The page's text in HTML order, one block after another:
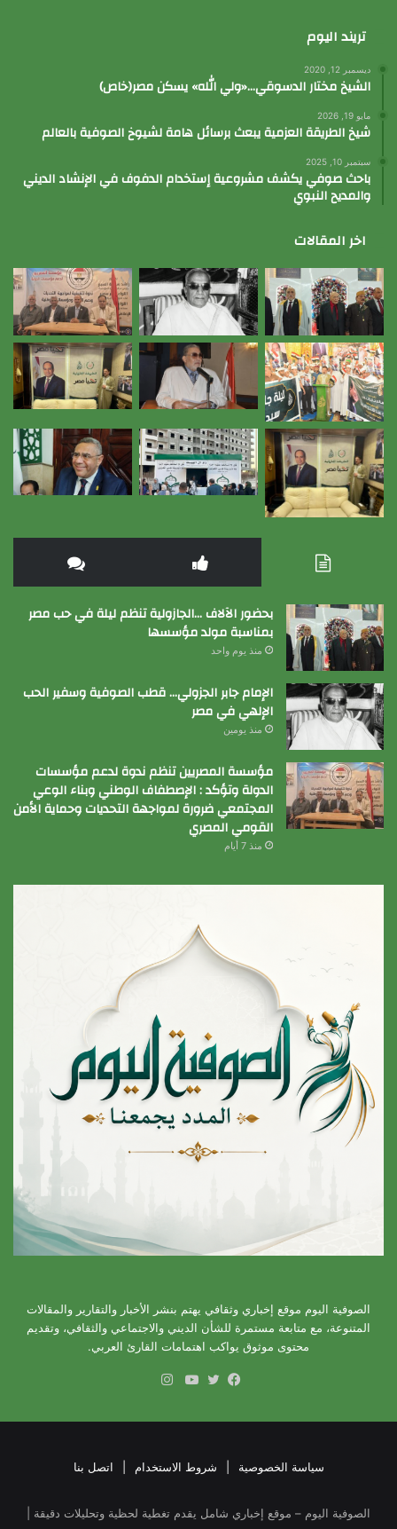
تريند اليوم
ديسمبر 12, 2020
الشيخ مختار الدسوقي…«ولي الله» يسكن مصر(خاص)
مايو 19, 2026
شيخ الطريقة العزمية يبعث برسائل هامة لشيوخ الصوفية بالعالم
سبتمبر 10, 2025
باحث صوفي يكشف مشروعية إستخدام الدفوف في الإنشاد الديني
والمديح النبوي
اخر المقالات
بحضور الآلاف …الجازولية تنظم ليلة في حب مصر
بمناسبة مولد مؤسسها
منذ يوم واحد
الإمام جابر الجزولي… قطب الصوفية وسفير الحب
الإلهي في مصر
منذ يومين
مؤسسة المصريين تنظم ندوة لدعم مؤسسات
الدولة وتؤكد : الإصطفاف الوطني وبناء الوعي
المجتمعي ضرورة لمواجهة التحديات وحماية الأمن
القومي المصري
منذ 7 أيام
الصوفية اليوم موقع إخباري وثقافي يهتم بنشر الأخبار والتقارير والمقالات
المتنوعة، مع متابعة مستمرة للشأن الديني والاجتماعي والثقافي، وتقديم
محتوى موثوق يواكب اهتمامات القارئ العربي.
سياسة الخصوصية شروط الاستخدام اتصل بنا
الصوفية اليوم – موقع إخباري شامل يقدم تغطية لحظية وتحليلات دقيقة |